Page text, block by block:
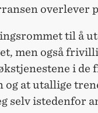
overlever
til å
men også
i
og at utallige
selv istedenfor